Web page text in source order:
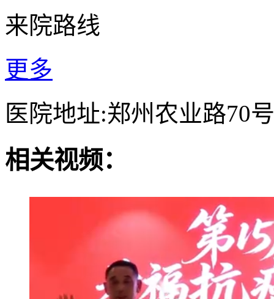
来院路线
更多
医院地址:郑州农业路70
相关视频：